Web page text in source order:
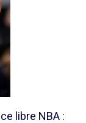
libre NBA :